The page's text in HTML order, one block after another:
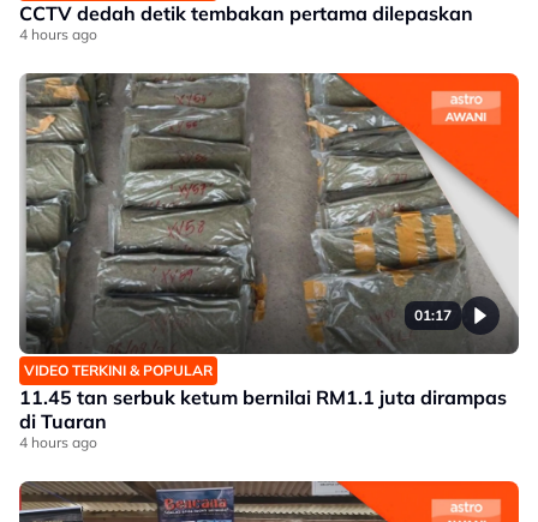
CCTV dedah detik tembakan pertama dilepaskan
4 hours ago
01:17
VIDEO TERKINI & POPULAR
11.45 tan serbuk ketum bernilai RM1.1 juta dirampas
di Tuaran
4 hours ago